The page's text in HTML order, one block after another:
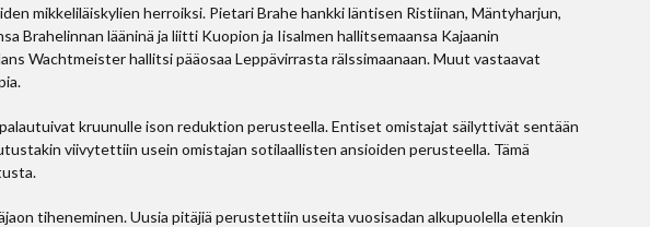
mikkeliläiskylien herroiksi. Pietari Brahe hankki läntisen Ristiinan, Mäntyharjun,
Brahelinnan lääninä ja liitti Kuopion ja Iisalmen hallitsemaansa Kajaanin
Wachtmeister hallitsi pääosaa Leppävirrasta rälssimaanaan. Muut vastaavat
kruunulle ison reduktion perusteella. Entiset omistajat säilyttivät sentään
viivytettiin usein omistajan sotilaallisten ansioiden perusteella. Tämä
tiheneminen. Uusia pitäjiä perustettiin useita vuosisadan alkupuolella etenkin